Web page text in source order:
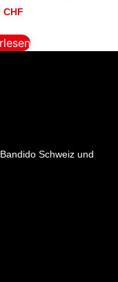
CHF
Schweiz und